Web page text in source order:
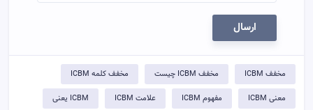
ارسال
مخفف ICBM مخفف ICBM چیست مخفف کلمه ICBM
معنی ICBM مفهوم ICBM علامت ICBM ICBM یعنی